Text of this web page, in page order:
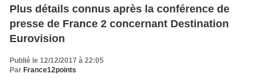
Plus détails connus après la conférence de
presse de France 2 concernant Destination
Eurovision
Publié le 12/12/2017 à 22:05
Par France12points